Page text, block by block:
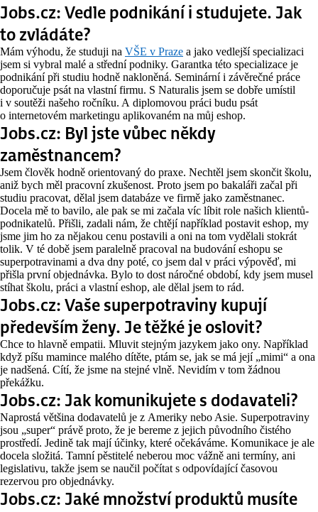
Jobs.cz: Vedle podnikání i studujete. Jak
to zvládáte?
Mám výhodu, že studuji na VŠE v Praze a jako vedlejší specializaci
jsem si vybral malé a střední podniky. Garantka této specializace je
podnikání při studiu hodně nakloněná. Seminární i závěrečné práce
doporučuje psát na vlastní firmu. S Naturalis jsem se dobře umístil
i v soutěži našeho ročníku. A diplomovou práci budu psát
o internetovém marketingu aplikovaném na můj eshop.
Jobs.cz: Byl jste vůbec někdy
zaměstnancem?
Jsem člověk hodně orientovaný do praxe. Nechtěl jsem skončit školu,
aniž bych měl pracovní zkušenost. Proto jsem po bakaláři začal při
studiu pracovat, dělal jsem databáze ve firmě jako zaměstnanec.
Docela mě to bavilo, ale pak se mi začala víc líbit role našich klientů-
podnikatelů. Přišli, zadali nám, že chtějí například postavit eshop, my
jsme jim ho za nějakou cenu postavili a oni na tom vydělali stokrát
tolik. V té době jsem paralelně pracoval na budování eshopu se
superpotravinami a dva dny poté, co jsem dal v práci výpověď, mi
přišla první objednávka. Bylo to dost náročné období, kdy jsem musel
stíhat školu, práci a vlastní eshop, ale dělal jsem to rád.
Jobs.cz: Vaše superpotraviny kupují
především ženy. Je těžké je oslovit?
Chce to hlavně empatii. Mluvit stejným jazykem jako ony. Například
když píšu mamince malého dítěte, ptám se, jak se má její „mimi“ a ona
je nadšená. Cítí, že jsme na stejné vlně. Nevidím v tom žádnou
překážku.
Jobs.cz: Jak komunikujete s dodavateli?
Naprostá většina dodavatelů je z Ameriky nebo Asie. Superpotraviny
jsou „super“ právě proto, že je bereme z jejich původního čistého
prostředí. Jedině tak mají účinky, které očekáváme. Komunikace je ale
docela složitá. Tamní pěstitelé neberou moc vážně ani termíny, ani
legislativu, takže jsem se naučil počítat s odpovídající časovou
rezervou pro objednávky.
Jobs.cz: Jaké množství produktů musíte